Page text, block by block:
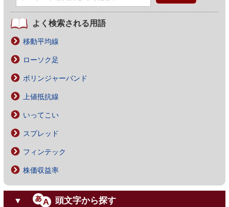
よく検索される用語
移動平均線
ローソク足
ボリンジャーバンド
上値抵抗線
いってこい
スプレッド
フィンテック
株価収益率
▼ 頭文字から探す